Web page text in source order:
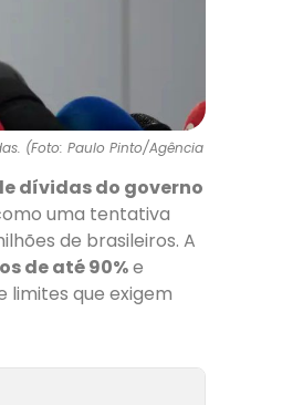
(Foto: Paulo Pinto/Agência
dívidas do governo
uma tentativa
de brasileiros. A
de até 90%e
limites que exigem